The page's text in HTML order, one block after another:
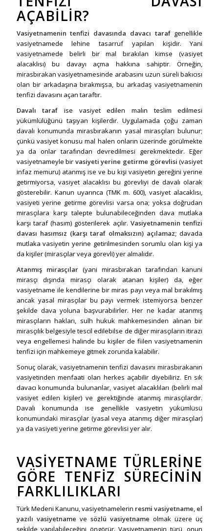
AÇABILIR?
Vasiyetnamenin tenfizi davasında davacı tarafgenellikle
vasiyetnamede lehine tasarruf yapılan kişidir. Yani
vasiyetnamede belirli bir mal bırakılan kimse (vasiyet
alacaklısı) bu davayı açma hakkına sahiptir. Örneğin,
mirasbırakan vasiyetnamesinde arabasını uzun süreli bakıcısı
olan bir arkadaşına bırakmışsa, bu arkadaş vasiyetnamenin
tenfizi davasını açan taraftır.
Davalı taraf ise vasiyet edilen malın teslim edilmesi
yükümlülüğünü taşıyan kişilerdir. Uygulamada çoğu zaman
davalı konumunda mirasbırakanın yasal mirasçıları bulunur;
çünkü vasiyet konusu mal halen onların üzerinde görülmekte
ya da onlar tarafından devredilmesi gerekmektedir. Eğer
vasiyetnameyle bir vasiyeti yerine getirme görevlisi (vasiyet
infaz memuru) atanmış ise ve bu kişi vasiyetin gereğini yerine
getirmiyorsa, vasiyet alacaklısı bu görevliyi de davalı olarak
gösterebilir. Kanun uyarınca (TMK m. 600), vasiyet alacaklısı,
vasiyeti yerine getirme görevlisi varsa ona; yoksa doğrudan
mirasçılara karşı talepte bulunabileceğinden dava mutlaka
karşı taraf (hasım) gösterilerek açılır.Vasiyetnamenin tenfizi
davası hasımsız (karşı taraf olmaksızın) açılamaz; davada
mutlaka vasiyetin yerine getirilmesinden sorumlu olan kişi ya
da kişiler (mirasçılar veya görevli) yer almalıdır.
Atanmış mirasçılar(yani mirasbırakan tarafından kanuni
mirasçı dışında mirasçı olarak atanan kişiler) da, eğer
vasiyetname ile kendilerine bir miras payı veya mal bırakılmış
ancak yasal mirasçılar bu payı vermek istemiyorsa benzer
şekilde dava yoluna başvurabilirler. Her ne kadar atanmış
mirasçıların hakları, sulh hukuk mahkemesinden alınan bir
mirasçılık belgesiyle tescil edilebilse de diğer mirasçıların itirazı
veya engellemesi halinde bu kişiler de fiilen vasiyetnamenin
tenfizi için mahkemeye gitmek zorunda kalabilir.
Sonuç olarak, vasiyetnamenin tenfizi davasını mirasbırakanın
vasiyetinden menfaati olan herkes açabilir diyebiliriz. En sık
davacı konumunda bulunanlar, vasiyet alacaklıları (belirli mal
vasiyet edilen kişiler) ve gerektiğinde atanmış mirasçılardır.
Davalı konumunda ise genellikle vasiyetin yükümlüsü
konumundaki mirasçılar (yasal veya atanmış diğer mirasçılar)
ya da vasiyeti yerine getirme görevlisi yer alır.
VASIYETNAME TÜRLERINE
GÖRE TENFIZ SÜRECININ
FARKLILIKLARI
Türk Medeni Kanunu, vasiyetnamelerin resmi vasiyetname, el
yazılı vasiyetname ve sözlü vasiyetname olmak üzere üç
şekilde yapılabileceğini öngörür. Vasiyetnamenin türü, onun